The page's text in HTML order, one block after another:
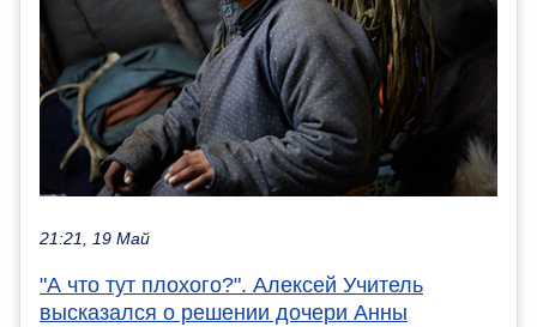
21:21, 19 Май
"А что тут плохого?". Алексей Учитель
высказался о решении дочери Анны